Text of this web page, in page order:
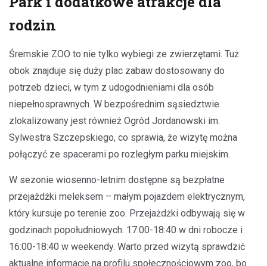
rodzin
Śremskie ZOO to nie tylko wybiegi ze zwierzętami. Tuż
obok znajduje się duży plac zabaw dostosowany do
potrzeb dzieci, w tym z udogodnieniami dla osób
niepełnosprawnych. W bezpośrednim sąsiedztwie
zlokalizowany jest również Ogród Jordanowski im.
Sylwestra Szczepskiego, co sprawia, że wizytę można
połączyć ze spacerami po rozległym parku miejskim.
W sezonie wiosenno-letnim dostępne są bezpłatne
przejażdżki meleksem – małym pojazdem elektrycznym,
który kursuje po terenie zoo. Przejażdżki odbywają się w
godzinach popołudniowych: 17:00-18:40 w dni robocze i
16:00-18:40 w weekendy. Warto przed wizytą sprawdzić
aktualne informacje na profilu społecznościowym zoo, bo